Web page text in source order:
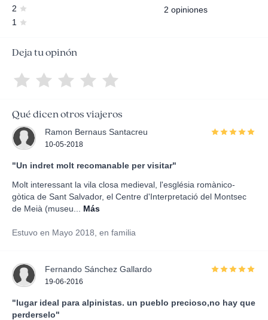
2
1
2 opiniones
Deja tu opinón
Qué dicen otros viajeros
Ramon Bernaus Santacreu
10-05-2018
"Un indret molt recomanable per visitar"
Molt interessant la vila closa medieval, l'església romànico-
gòtica de Sant Salvador, el Centre d'Interpretació del Montsec
de Meià (museu...
Más
Estuvo en Mayo 2018, en familia
Fernando Sánchez Gallardo
19-06-2016
"lugar ideal para alpinistas. un pueblo precioso,no hay que
perderselo"